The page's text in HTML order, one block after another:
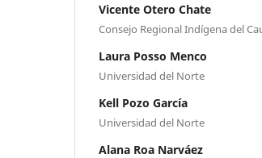
Vicente Otero Chate
Consejo Regional Indígena del
Laura Posso Menco
Universidad del Norte
Kell Pozo García
Universidad del Norte
Alana Roa Narváez